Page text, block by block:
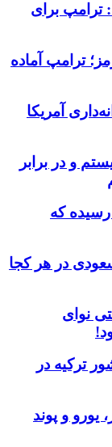
ترامپ برای
ترامپ آماده
آمریکا
و در برابر
رسیده که
در هر کجا
نوای
ترکیه در
یورو و پوند